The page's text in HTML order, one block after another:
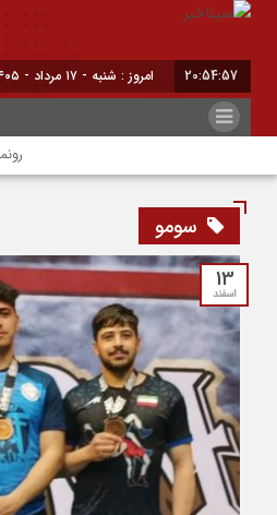
20:54:57 امروز : شنبه - ۱۷ مرداد - ۱۴۰۵
سومو
13
اسفند